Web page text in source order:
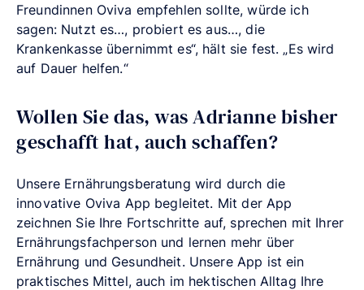
Freundinnen Oviva empfehlen sollte, würde ich
sagen: Nutzt es…, probiert es aus…, die
Krankenkasse übernimmt es“, hält sie fest. „Es wird
auf Dauer helfen.“
Wollen Sie das, was Adrianne bisher
geschafft hat, auch schaffen?
Unsere Ernährungsberatung wird durch die
innovative Oviva App begleitet. Mit der App
zeichnen Sie Ihre Fortschritte auf, sprechen mit Ihrer
Ernährungsfachperson und lernen mehr über
Ernährung und Gesundheit. Unsere App ist ein
praktisches Mittel, auch im hektischen Alltag Ihre